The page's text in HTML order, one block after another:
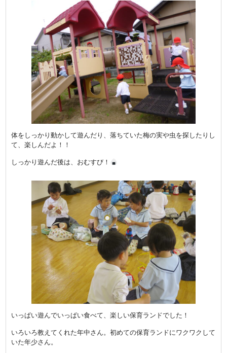
体をしっかり動かして遊んだり、落ちていた梅の実や虫を探したりし
て、楽しんだよ！！
しっかり遊んだ後は、おむすび！
いっぱい遊んでいっぱい食べて、楽しい保育ランドでした！
いろいろ教えてくれた年中さん。初めての保育ランドにワクワクして
いた年少さん。